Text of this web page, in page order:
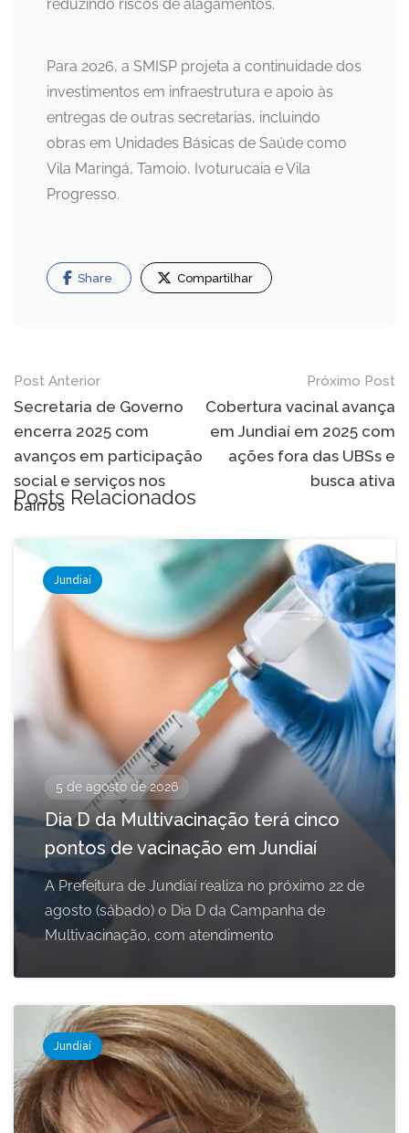
reduzindo riscos de alagamentos.
Para 2026, a SMISP projeta a continuidade dos
investimentos em infraestrutura e apoio às
entregas de outras secretarias, incluindo
obras em Unidades Básicas de Saúde como
Vila Maringá, Tamoio, Ivoturucaia e Vila
Progresso.
Share Compartilhar
Navegação
de
Post
Post Anterior
Secretaria de Governo
encerra 2025 com
avanços em participação
social e serviços nos
bairros
Próximo Post
Cobertura vacinal avança
em Jundiaí em 2025 com
ações fora das UBSs e
busca ativa
Posts Relacionados
Jundiaí
5 de agosto de 2026
Dia D da Multivacinação terá cinco
pontos de vacinação em Jundiaí
A Prefeitura de Jundiaí realiza no próximo 22 de
agosto (sábado) o Dia D da Campanha de
Multivacinação, com atendimento
Jundiaí